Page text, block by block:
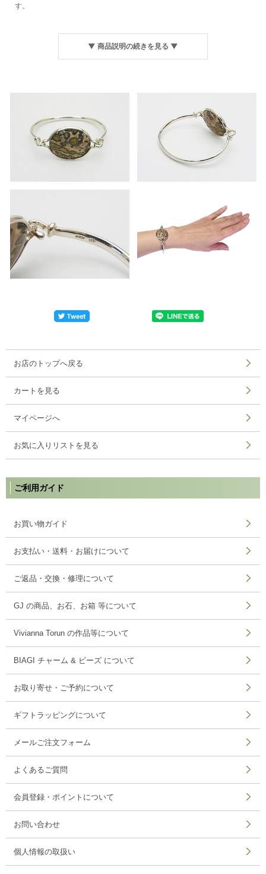
す。
内周 ： １６．８ｃｍ 石のタテ ： ２．３ｃ
ｍ ヨコ ： ２．９ｃｍ
シルバーリングの幅 ： ０．４ｃｍ
１９．６ｇ
シルバー９２５ / レパードスキン ジャスピス
▼ 商品説明の続きを見る ▼
お店のトップへ戻る
カートを見る
マイページへ
お気に入りリストを見る
ご利用ガイド
お買い物ガイド
お支払い・送料・お届けについて
ご返品・交換・修理について
GJ の商品、お石、お箱 等について
Vivianna Torun の作品等について
BIAGI チャーム & ビーズ について
お取り寄せ・ご予約について
ギフトラッピングについて
メールご注文フォーム
よくあるご質問
会員登録・ポイントについて
お問い合わせ
個人情報の取扱い